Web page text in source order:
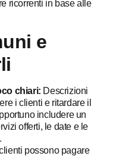
ricorrenti in base alle
e
chiari: Descrizioni
i clienti e ritardare il
includere un
offerti, le date e le
clienti possono pagare